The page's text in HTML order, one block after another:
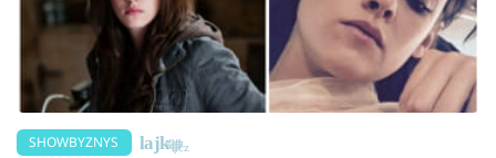
SHOWBYZNYS